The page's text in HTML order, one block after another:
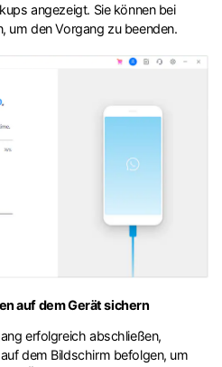
angezeigt. Sie können bei
um den Vorgang zu beenden.
auf dem Gerät sichern
erfolgreich abschließen,
dem Bildschirm befolgen, um